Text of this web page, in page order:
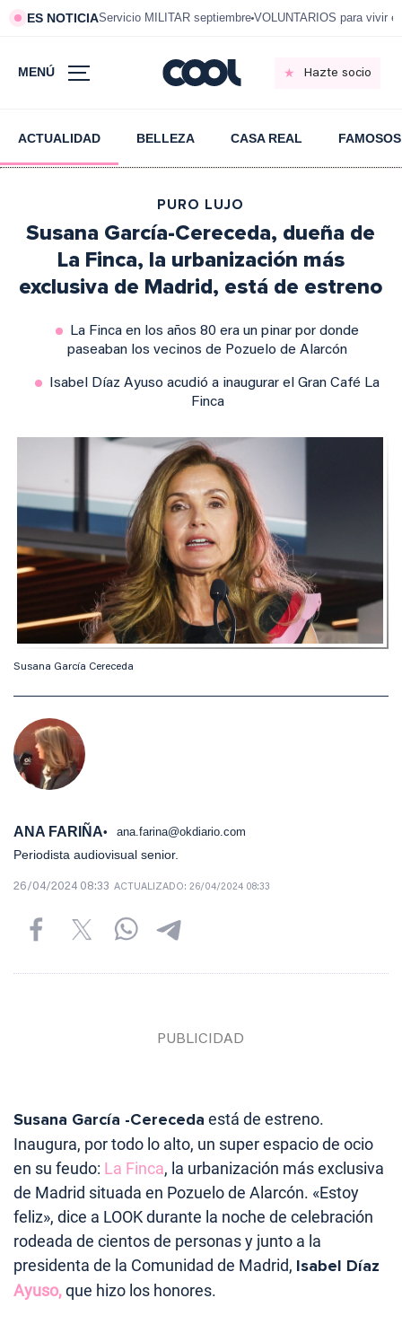
ES NOTICIAServicio MILITAR septiembre VOLUNTARIOS para vivir
MENÚ Hazte socio
ACTUALIDAD BELLEZA CASA REAL FAMOSOS
PURO LUJO
Susana García-Cereceda, dueña de
La Finca, la urbanización más
exclusiva de Madrid, está de estreno
La Finca en los años 80 era un pinar por donde
paseaban los vecinos de Pozuelo de Alarcón
Isabel Díaz Ayuso acudió a inaugurar el Gran Café La
Finca
Susana García Cereceda
ANA FARIÑA ana.farina@okdiario.com
Periodista audiovisual senior.
26/04/2024 08:33 ACTUALIZADO: 26/04/2024 08:33
Susana García -Cereceda está de estreno.
Inaugura, por todo lo alto, un super espacio de ocio
en su feudo: La Finca, la urbanización más exclusiva
de Madrid situada en Pozuelo de Alarcón. «Estoy
feliz», dice a LOOK durante la noche de celebración
rodeada de cientos de personas y junto a la
presidenta de la Comunidad de Madrid, Isabel Díaz
Ayuso,que hizo los honores.